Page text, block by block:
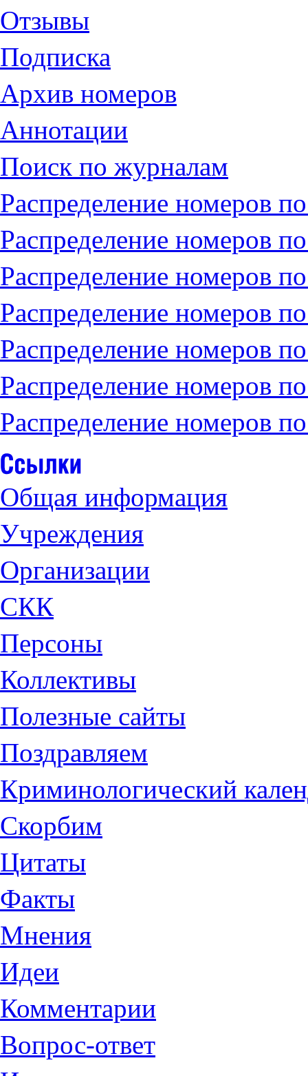
Отзывы
Подписка
Архив номеров
Аннотации
Поиск по журналам
Распределение номеров
Распределение номеров
Распределение номеров
Распределение номеров
Распределение номеров по
Распределение номеров
Распределение номеров
Общая информация
Учреждения
Организации
СКК
Персоны
Коллективы
Полезные сайты
Поздравляем
Криминологический
Скорбим
Цитаты
Факты
Мнения
Идеи
Комментарии
Вопрос-ответ